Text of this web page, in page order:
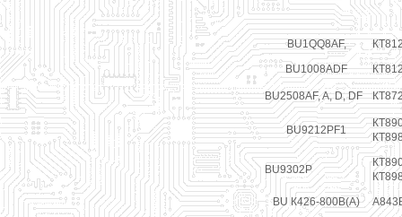
BU1QQ8AF,
BU1008ADF
BU2508AF, A, D, DF
BU9212PF1
BU9302P
BU К426-800В(А)